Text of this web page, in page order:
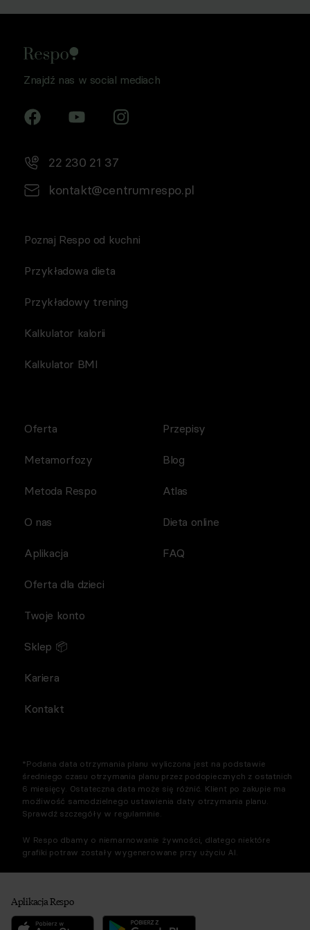
ustawy Prawo komunikacji elektronicznej z dnia 12 lipca
Współadministratorów (Respo Wrzosek Witkowski SK,
Znajdź nas w social mediach
22 230 21 37
kontakt@centrumrespo.pl
Poznaj Respo od kuchni
Przykładowa dieta
Przykładowy trening
Kalkulator kalorii
Kalkulator BMI
Oferta
Metamorfozy
Metoda Respo
O nas
Aplikacja
Przepisy
Blog
Atlas
Dieta online
FAQ
Oferta dla dzieci
Twoje konto
Sklep 📦
Kariera
Kontakt
*Podana data otrzymania planu wyliczona jest na podstawie
średniego czasu otrzymania planu przez podopiecznych z ostatnich
6 miesięcy. Ostateczna data może się różnić. Klient po zakupie ma
możliwość samodzielnego ustawienia daty otrzymania planu.
Sprawdź szczegóły w regulaminie.
W Respo dbamy o niemarnowanie żywności, dlatego niektóre
grafiki potraw zostały wygenerowane przy użyciu AI.
Aplikacja Respo